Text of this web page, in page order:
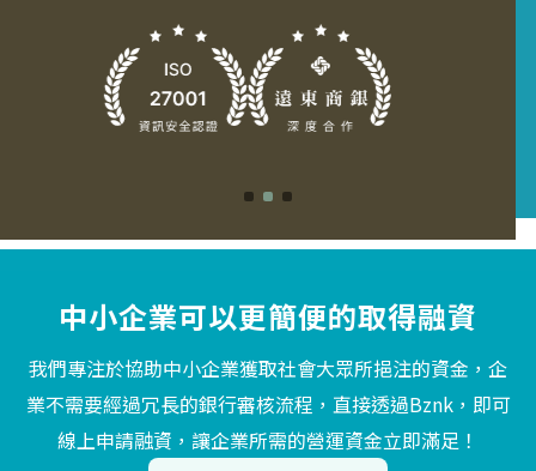
中小企業可以更簡便的取得融資
我們專注於協助中小企業獲取社會大眾所挹注的資金，企
業不需要經過冗長的銀行審核流程，直接透過Bznk，即可
線上申請融資，讓企業所需的營運資金立即滿足！